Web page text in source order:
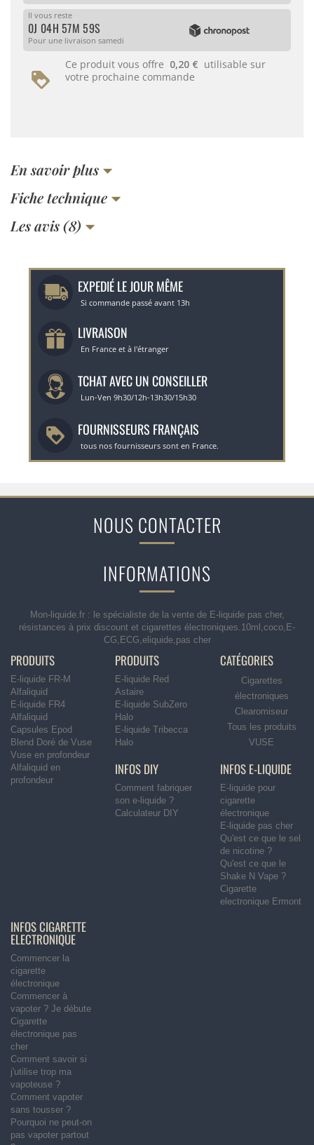
Il vous reste
0J 04H 57M 59S
Pour une livraison samedi
Ce produit vous offre 0,20 € utilisable sur
votre prochaine commande
En savoir plus
Fiche technique
Les avis (8)
EXPEDIÉ LE JOUR MÊME
Si commande passé avant 13h
LIVRAISON
En France et à l'étranger
TCHAT AVEC UN CONSEILLER
Lun-Ven 9h30/12h-13h30/15h30
FOURNISSEURS FRANÇAIS
tous nos fournisseurs sont en France.
NOUS CONTACTER
INFORMATIONS
Mon-liquide.fr : le spécialiste de la vente de E-liquide pas cher,
résistances à prix discount et cigarettes électroniques.10ml,coco,E-
CG,ECG,eliquide,pas cher
PRODUITS
E-liquide FR-M
Alfaliquid
E-liquide FR4
Alfaliquid
Capsules Epod
Blend Doré de Vuse
Vuse en profondeur
Alfaliquid en
profondeur
PRODUITS
E-liquide Red
Astaire
E-liquide SubZero
Halo
E-liquide Tribecca
Halo
CATÉGORIES
Cigarettes
électroniques
Clearomiseur
Tous les produits
VUSE
INFOS DIY
Comment fabriquer
son e-liquide ?
Calculateur DIY
INFOS E-LIQUIDE
E-liquide pour
cigarette
électronique
E-liquide pas cher
Qu'est ce que le sel
de nicotine ?
Qu'est ce que le
Shake N Vape ?
Cigarette
electronique Ermont
INFOS CIGARETTE
ELECTRONIQUE
Commencer la
cigarette
électronique
Commencer à
vapoter ? Je débute
Cigarette
électronique pas
cher
Comment savoir si
j'utilise trop ma
vapoteuse ?
Comment vapoter
sans tousser ?
Pourquoi ne peut-on
pas vapoter partout